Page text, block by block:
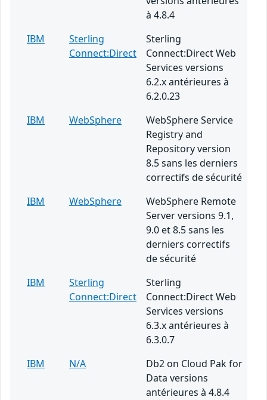
à 4.8.4
IBM
Sterling
Connect:Direct
Sterling
Connect:Direct Web
Services versions
6.2.x antérieures à
6.2.0.23
IBM
WebSphere
WebSphere Service
Registry and
Repository version
8.5 sans les derniers
correctifs de sécurité
IBM
WebSphere
WebSphere Remote
Server versions 9.1,
9.0 et 8.5 sans les
derniers correctifs
de sécurité
IBM
Sterling
Connect:Direct
Sterling
Connect:Direct Web
Services versions
6.3.x antérieures à
6.3.0.7
IBM
N/A
Db2 on Cloud Pak for
Data versions
antérieures à 4.8.4